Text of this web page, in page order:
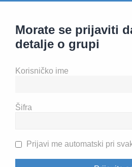
Morate se prijaviti
detalje o grupi
Korisničko ime
Šifra
Prijavi me automatski pri